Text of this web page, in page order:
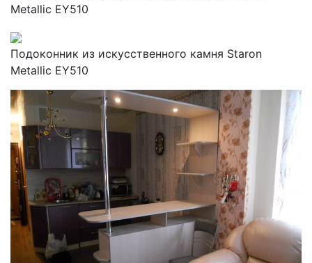
Metallic EY510
Подоконник из искусственного камня Staron
Metallic EY510